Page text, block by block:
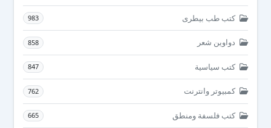
كتب طب بيطرى 983
دواوين شعر 858
كتب سياسية 847
كمبيوتر وانترنت 762
كتب فلسفة ومنطق 665